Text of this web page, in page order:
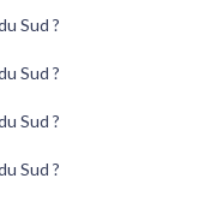
Sud ?
Sud ?
Sud ?
Sud ?